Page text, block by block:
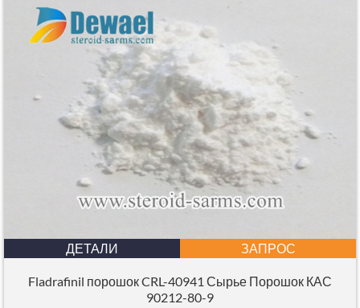
ДЕТАЛИ ЗАПРОС
Fladrafinil порошок CRL-40941 Сырье Порошок КАС
90212-80-9